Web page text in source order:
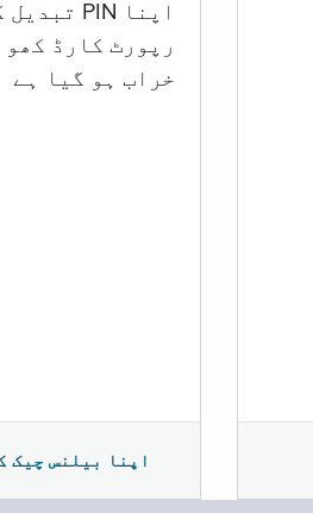
اپنا PIN تبدیل کرنا
رپورٹ کارڈ کھو
خراب ہو گيا ہے
اپنا بیلنس چیک